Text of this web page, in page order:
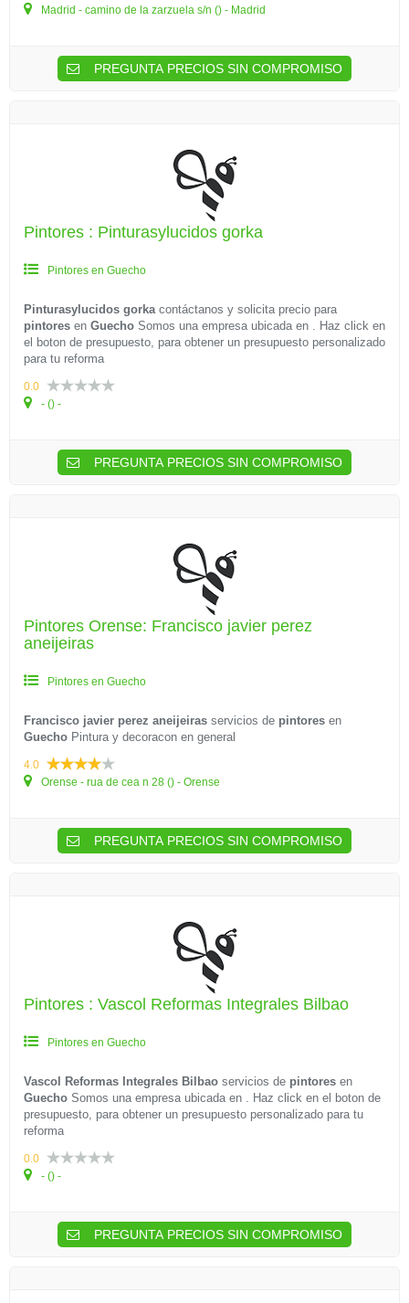
Madrid - camino de la zarzuela s/n () - Madrid
PREGUNTA PRECIOS SIN COMPROMISO
Pintores : Pinturasylucidos gorka
Pintores en Guecho
Pinturasylucidos gorka contáctanos y solicita precio para
pintores en Guecho Somos una empresa ubicada en . Haz click en
el boton de presupuesto, para obtener un presupuesto personalizado
para tu reforma
0.0
- () -
PREGUNTA PRECIOS SIN COMPROMISO
Pintores Orense: Francisco javier perez
aneijeiras
Pintores en Guecho
Francisco javier perez aneijeiras servicios de pintores en
Guecho Pintura y decoracon en general
4.0
Orense - rua de cea n 28 () - Orense
PREGUNTA PRECIOS SIN COMPROMISO
Pintores : Vascol Reformas Integrales Bilbao
Pintores en Guecho
Vascol Reformas Integrales Bilbao servicios de pintores en
Guecho Somos una empresa ubicada en . Haz click en el boton de
presupuesto, para obtener un presupuesto personalizado para tu
reforma
0.0
- () -
PREGUNTA PRECIOS SIN COMPROMISO